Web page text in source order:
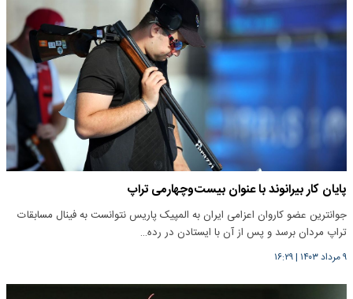
پایان کار بیرانوند با عنوان بیست‌وچهارمی تراپ
جوانترین عضو کاروان اعزامی ایران به المپیک پاریس نتوانست به فینال مسابقات
تراپ مردان برسد و پس از آن با ایستادن در رده…
۹ مرداد ۱۴۰۳ |۱۶:۲۹